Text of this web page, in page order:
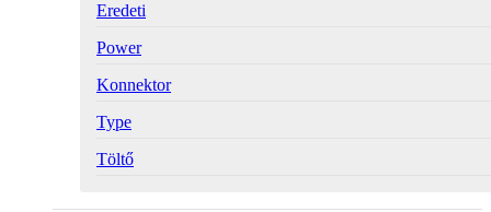
Eredeti
Power
Konnektor
Type
Töltő